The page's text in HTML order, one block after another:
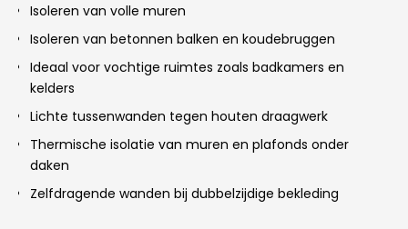
Isoleren van volle muren
Isoleren van betonnen balken en koudebruggen
Ideaal voor vochtige ruimtes zoals badkamers en
kelders
Lichte tussenwanden tegen houten draagwerk
Thermische isolatie van muren en plafonds onder
daken
Zelfdragende wanden bij dubbelzijdige bekleding